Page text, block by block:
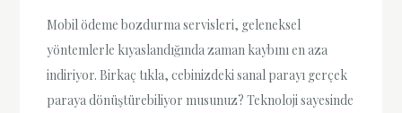
Mobil ödeme bozdurma servisleri, geleneksel
yöntemlerle kıyaslandığında zaman kaybını en aza
indiriyor. Birkaç tıkla, cebinizdeki sanal parayı gerçek
paraya dönüştürebiliyor musunuz? Teknoloji sayesinde